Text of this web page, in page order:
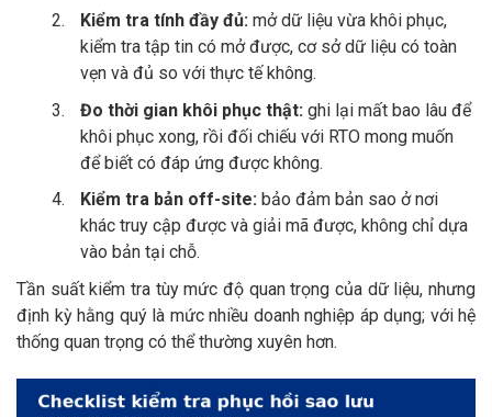
Kiểm tra tính đầy đủ: mở dữ liệu vừa khôi phục,
kiểm tra tập tin có mở được, cơ sở dữ liệu có toàn
vẹn và đủ so với thực tế không.
Đo thời gian khôi phục thật: ghi lại mất bao lâu để
khôi phục xong, rồi đối chiếu với RTO mong muốn
để biết có đáp ứng được không.
Kiểm tra bản off-site: bảo đảm bản sao ở nơi
khác truy cập được và giải mã được, không chỉ dựa
vào bản tại chỗ.
Tần suất kiểm tra tùy mức độ quan trọng của dữ liệu, nhưng
định kỳ hằng quý là mức nhiều doanh nghiệp áp dụng; với hệ
thống quan trọng có thể thường xuyên hơn.